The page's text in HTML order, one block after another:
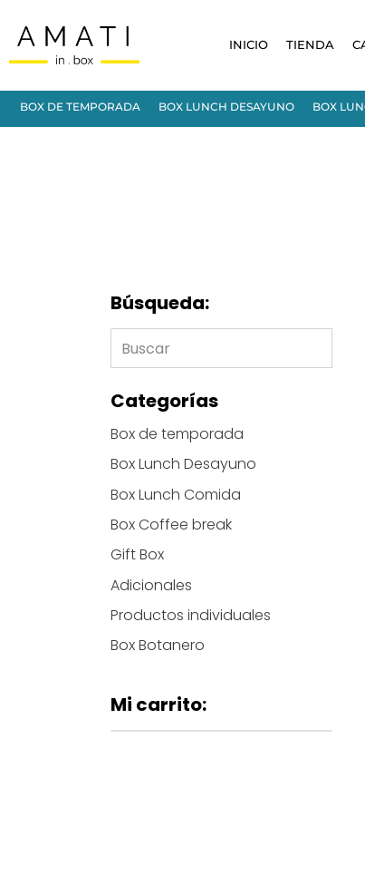
INICIO TIENDA
BOX DE TEMPORADA BOX LUNCH DESAYUNO BOX
Búsqueda:
Categorías
Box de temporada
Box Lunch Desayuno
Box Lunch Comida
Box Coffee break
Gift Box
Adicionales
Productos individuales
Box Botanero
Mi carrito: